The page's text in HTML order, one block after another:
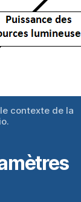
contexte de la